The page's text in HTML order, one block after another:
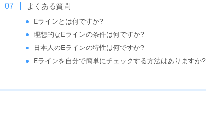
よくある質問
Eラインとは何ですか?
理想的なEラインの条件は何ですか?
日本人のEラインの特性は何ですか?
Eラインを自分で簡単にチェックする方法はありますか?